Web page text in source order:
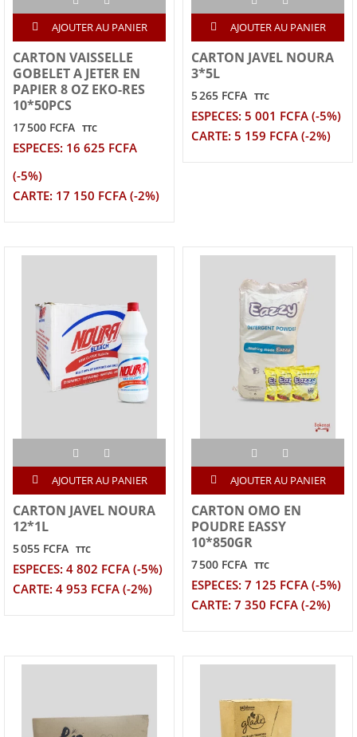
AJOUTER AU PANIER
CARTON VAISSELLE
GOBELET A JETER EN
PAPIER 8 OZ EKO-RES
10*50PCS
17 500 FCFA TTC
ESPECES: 16 625 FCFA
(-5%)
CARTE: 17 150 FCFA (-2%)
AJOUTER AU PANIER
CARTON JAVEL NOURA
3*5L
5 265 FCFA TTC
ESPECES: 5 001 FCFA (-5%)
CARTE: 5 159 FCFA (-2%)
AJOUTER AU PANIER
CARTON JAVEL NOURA
12*1L
5 055 FCFA TTC
ESPECES: 4 802 FCFA (-5%)
CARTE: 4 953 FCFA (-2%)
AJOUTER AU PANIER
CARTON OMO EN
POUDRE EASSY
10*850GR
7 500 FCFA TTC
ESPECES: 7 125 FCFA (-5%)
CARTE: 7 350 FCFA (-2%)